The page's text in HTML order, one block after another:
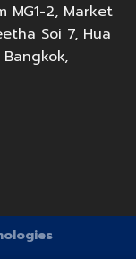
MG1-2, Market
Soi 7, Hua